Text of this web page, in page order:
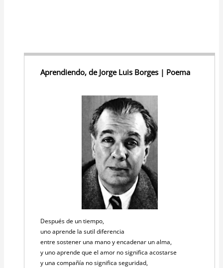
Aprendiendo, de Jorge Luis Borges | Poema
Después de un tiempo,
uno aprende la sutil diferencia
entre sostener una mano y encadenar un alma,
y uno aprende que el amor no significa acostarse
y una compañía no significa seguridad,